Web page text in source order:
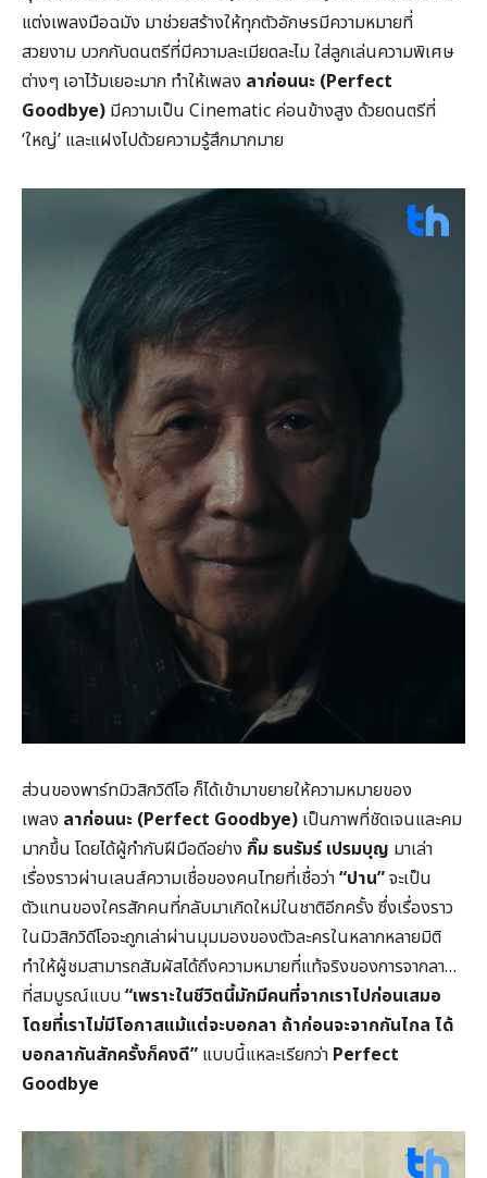
แต่งเพลงมือฉมัง มาช่วยสร้างให้ทุกตัวอักษรมีความหมายที่
สวยงาม บวกกับดนตรีที่มีความละเมียดละไม ใส่ลูกเล่นความพิเศษ
ต่างๆ เอาไว้มเยอะมาก ทำให้เพลง ลาก่อนนะ (Perfect
Goodbye) มีความเป็น Cinematic ค่อนข้างสูง ด้วยดนตรีที่
‘ใหญ่’ และแฝงไปด้วยความรู้สึกมากมาย
ส่วนของพาร์ทมิวสิกวิดีโอ ก็ได้เข้ามาขยายให้ความหมายของ
เพลง ลาก่อนนะ (Perfect Goodbye) เป็นภาพที่ชัดเจนและคม
มากขึ้น โดยได้ผู้กำกับฝีมือดีอย่าง กิ๊ม ธนรัมร์ เปรมบุญ มาเล่า
เรื่องราวผ่านเลนส์ความเชื่อของคนไทยที่เชื่อว่า“ปาน”จะเป็น
ตัวแทนของใครสักคนที่กลับมาเกิดใหม่ในชาติอีกครั้ง ซึ่งเรื่องราว
ในมิวสิกวิดีโอจะถูกเล่าผ่านมุมมองของตัวละครในหลากหลายมิติ
ทำให้ผู้ชมสามารถสัมผัสได้ถึงความหมายที่แท้จริงของการจากลา…
ที่สมบูรณ์แบบ“เพราะในชีวิตนี้มักมีคนที่จากเราไปก่อนเสมอ
โดยที่เราไม่มีโอกาสแม้แต่จะบอกลา ถ้าก่อนจะจากกันไกล ได้
บอกลากันสักครั้งก็คงดี” แบบนี้แหละเรียกว่า Perfect
Goodbye